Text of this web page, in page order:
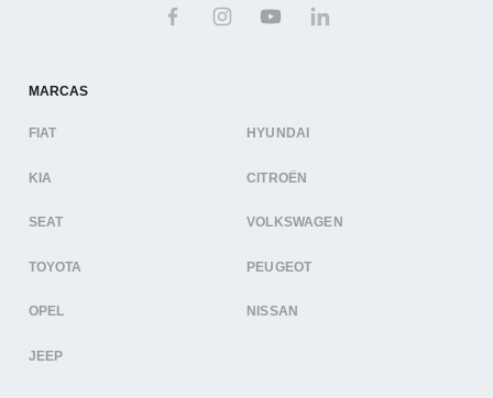
MARCAS
FIAT HYUNDAI
KIA CITROËN
SEAT VOLKSWAGEN
TOYOTA PEUGEOT
OPEL NISSAN
JEEP